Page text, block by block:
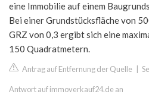
eine Immobilie auf einem
Bei einer Grundstücksfläche von
GRZ von 0,3 ergibt sich eine
150 Quadratmetern.
Antrag auf Entfernung der Quelle
Antwort auf immoverkauf24.de an